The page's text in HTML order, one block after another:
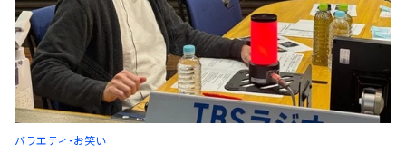
バラエティ・お笑い